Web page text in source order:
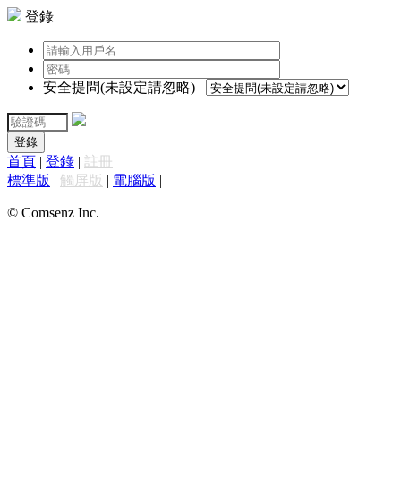
登錄
安全提問(未設定請忽略)
登錄
首頁 | 登錄 | 註冊
標準版 | 觸屏版 | 電腦版 |
© Comsenz Inc.